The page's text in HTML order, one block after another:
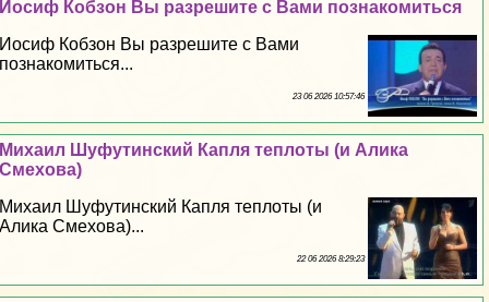
Иосиф Кобзон Вы разрешите с Вами познакомиться
Иосиф Кобзон Вы разрешите с Вами
познакомиться...
23 06 2026 10:57:46
Михаил Шуфутинский Капля теплоты (и Алика
Смехова)
Михаил Шуфутинский Капля теплоты (и
Алика Смехова)...
22 06 2026 8:29:23